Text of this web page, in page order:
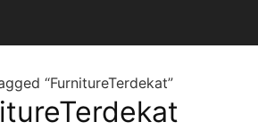
“FurnitureTerdekat”